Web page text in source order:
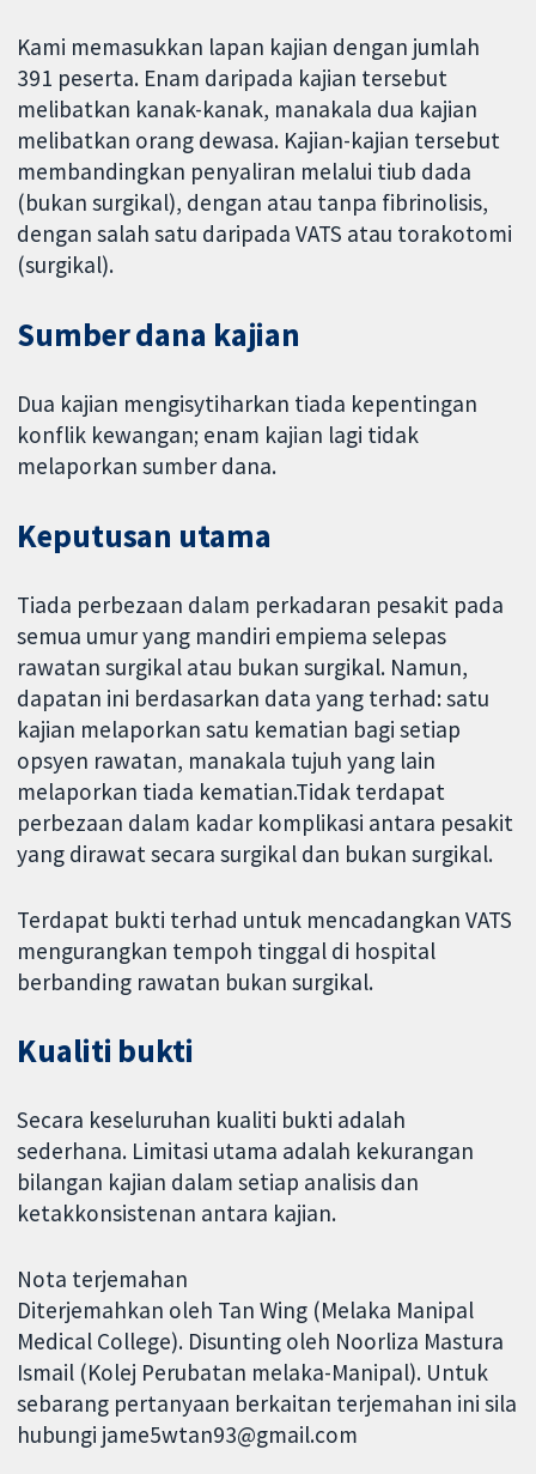
Kami memasukkan lapan kajian dengan jumlah
391 peserta. Enam daripada kajian tersebut
melibatkan kanak-kanak, manakala dua kajian
melibatkan orang dewasa. Kajian-kajian tersebut
membandingkan penyaliran melalui tiub dada
(bukan surgikal), dengan atau tanpa fibrinolisis,
dengan salah satu daripada VATS atau torakotomi
(surgikal).
Sumber dana kajian
Dua kajian mengisytiharkan tiada kepentingan
konflik kewangan; enam kajian lagi tidak
melaporkan sumber dana.
Keputusan utama
Tiada perbezaan dalam perkadaran pesakit pada
semua umur yang mandiri empiema selepas
rawatan surgikal atau bukan surgikal. Namun,
dapatan ini berdasarkan data yang terhad: satu
kajian melaporkan satu kematian bagi setiap
opsyen rawatan, manakala tujuh yang lain
melaporkan tiada kematian.Tidak terdapat
perbezaan dalam kadar komplikasi antara pesakit
yang dirawat secara surgikal dan bukan surgikal.
Terdapat bukti terhad untuk mencadangkan VATS
mengurangkan tempoh tinggal di hospital
berbanding rawatan bukan surgikal.
Kualiti bukti
Secara keseluruhan kualiti bukti adalah
sederhana. Limitasi utama adalah kekurangan
bilangan kajian dalam setiap analisis dan
ketakkonsistenan antara kajian.
Nota terjemahan
Diterjemahkan oleh Tan Wing (Melaka Manipal
Medical College). Disunting oleh Noorliza Mastura
Ismail (Kolej Perubatan melaka-Manipal). Untuk
sebarang pertanyaan berkaitan terjemahan ini sila
hubungi jame5wtan93@gmail.com